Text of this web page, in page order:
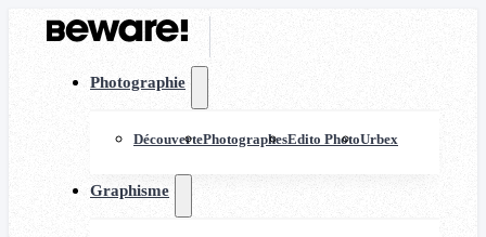
Photographie
DécouvertePhotographesEdito PhotoUrbex
Graphisme